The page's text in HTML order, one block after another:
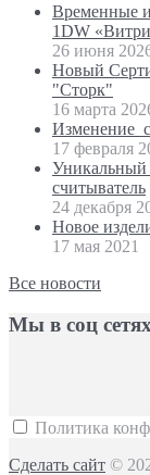
Временные
1DW
26 июня
Новый
"Сторк"
16 марта
Изменение
17 февраля
считыватель
24 декабря
Новое
17 мая 2021
Все новости
Мы в соц
Политика
Сделать сайт ©